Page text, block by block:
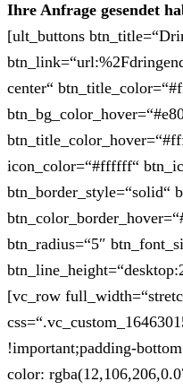
Ihre Anfrage gesendet
[ult_buttons
center“
icon_color=“#ffffff“
btn_border_style=“solid“
btn_radius=“5″
[vc_row
!important;padding-
color: